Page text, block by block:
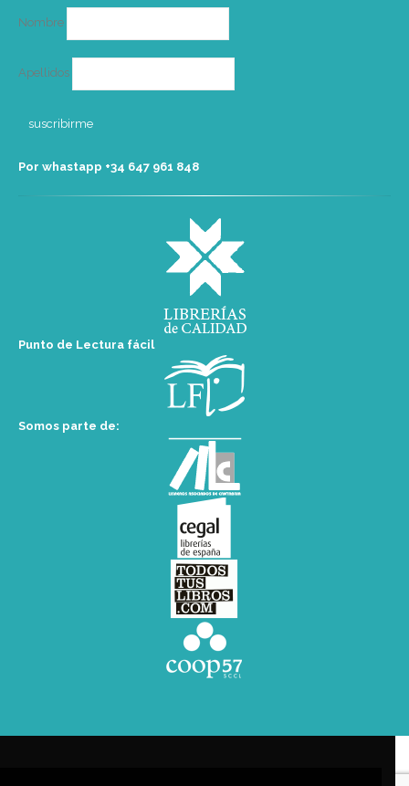
Nombre
Apellidos
Por whastapp +34 ‭647 961 848‬
Punto de Lectura fácil
Somos parte de: